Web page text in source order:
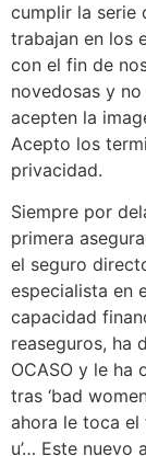
cumplir la serie
trabajan en los
con el fin de
novedosas y
acepten la
Acepto los
privacidad.
Siempre por
primera
el seguro
especialista en
capacidad
reaseguros, ha
OCASO y le ha
tras ‘bad
ahora le toca el
u’… Este